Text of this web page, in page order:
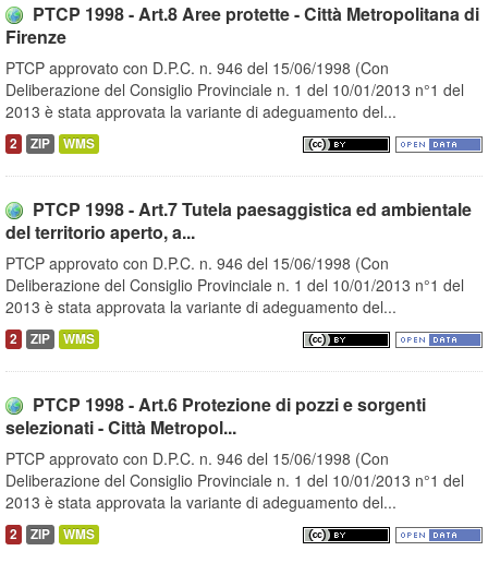
PTCP 1998 - Art.8 Aree protette - Città Metropolitana di
Firenze
PTCP approvato con D.P.C. n. 946 del 15/06/1998 (Con
Deliberazione del Consiglio Provinciale n. 1 del 10/01/2013 n°1 del
2013 è stata approvata la variante di adeguamento del...
2 ZIP WMS
PTCP 1998 - Art.7 Tutela paesaggistica ed ambientale
del territorio aperto, a...
PTCP approvato con D.P.C. n. 946 del 15/06/1998 (Con
Deliberazione del Consiglio Provinciale n. 1 del 10/01/2013 n°1 del
2013 è stata approvata la variante di adeguamento del...
2 ZIP WMS
PTCP 1998 - Art.6 Protezione di pozzi e sorgenti
selezionati - Città Metropol...
PTCP approvato con D.P.C. n. 946 del 15/06/1998 (Con
Deliberazione del Consiglio Provinciale n. 1 del 10/01/2013 n°1 del
2013 è stata approvata la variante di adeguamento del...
2 ZIP WMS